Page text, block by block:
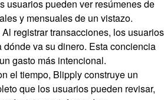
usuarios pueden ver resúmenes de
y mensuales de un vistazo.
Al registrar transacciones, los usuarios
va su dinero. Esta conciencia
gasto más intencional.
el tiempo, Blipply construye un
que los usuarios pueden revisar,